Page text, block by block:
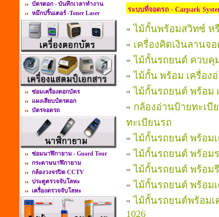
บัตรตอก - บันทึกเวลาทำงาน
หมึกปริ้นเตอร์ -Toner Laser
ซ่อมเครื่องตอกบัตร
แผงเสียบบัตรตอก
บัตรจอดรถ
ซ่อมนาฬิกายาม - Guard Tour
กระดาษนาฬิกายาม
กล้องวงจรปิด CCTV
ประตูตรวจจับโลหะ
เครื่องตรวจจับโลหะ
ระบบที่จอดรถ - Carpark
ไม้กั้นพร้อมสวิทซ์ ห
เครื่องคิดเงินลานจ
ไม้กั้นรถยนต์ ควบคุ
ไม้กั้น พร้อม เครื่อง
ไม้กั้นรถยนต์ พร้อม
กล้องอ่านป้ายทะเบี
ทะเบียนรถ
ไม้กั้นรถยนต์ พร้อมเ
ไม้กั้นรถยนต์ พร้อม
ไม้กั้นรถยนต์ พร้อมรี
ไม้กั้นรถยนต์ พร้อมเ
ไม้กั้นรถยนต์พร้อมเ
1026